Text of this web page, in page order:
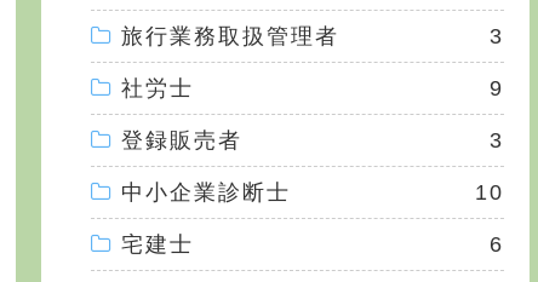
旅行業務取扱管理者 3
社労士 9
登録販売者 3
中小企業診断士 10
宅建士 6